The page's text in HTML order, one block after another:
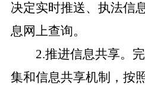
决定实时推送、执法信
息网上查询。
2.推进信息共享。
集和信息共享机制，按